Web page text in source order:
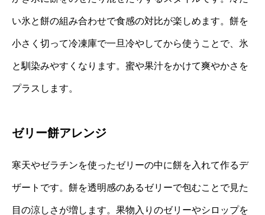
い氷と餅の組み合わせで食感の対比が楽しめます。餅を
小さく切って冷凍庫で一旦冷やしてから使うことで、氷
と馴染みやすくなります。蜜や果汁をかけて爽やかさを
プラスします。
ゼリー餅アレンジ
寒天やゼラチンを使ったゼリーの中に餅を入れて作るデ
ザートです。餅を透明感のあるゼリーで包むことで見た
目の涼しさが増します。果物入りのゼリーやシロップを